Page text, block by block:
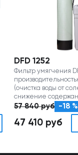
DFD 1252
Фильтр умягчения
(очистка воды от
снижение
магния)
57 840руб -18 %
47 410 руб